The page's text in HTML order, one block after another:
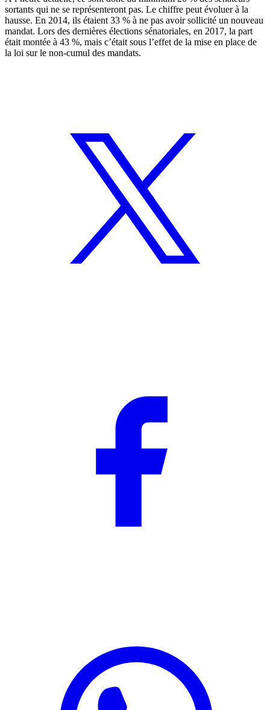
sortants qui ne se représenteront pas. Le chiffre peut évoluer à la
hausse. En 2014, ils étaient 33 % à ne pas avoir sollicité un nouveau
mandat. Lors des dernières élections sénatoriales, en 2017, la part
était montée à 43 %, mais c’était sous l’effet de la mise en place de
la loi sur le non-cumul des mandats.